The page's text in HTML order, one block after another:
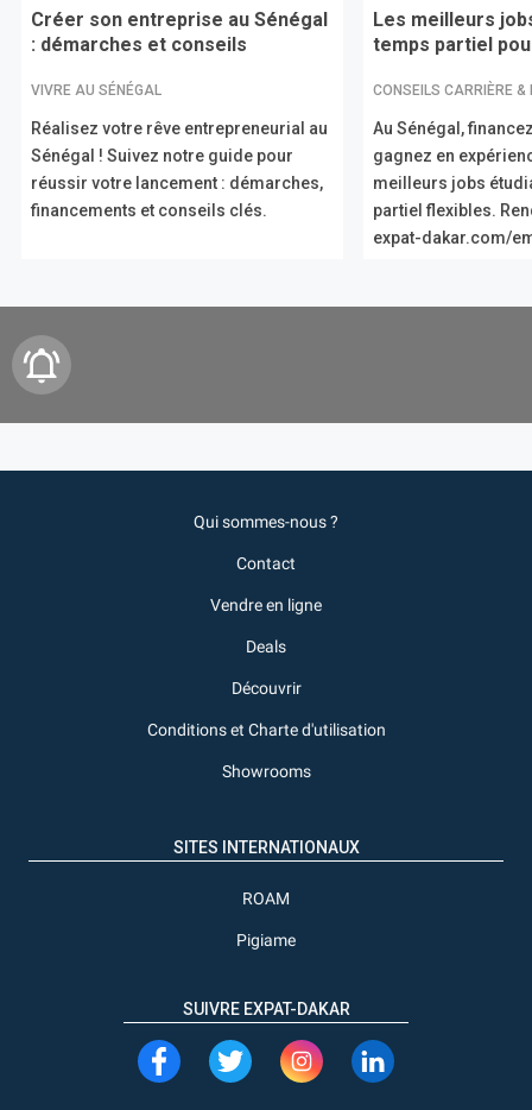
Créer son entreprise au Sénégal
: démarches et conseils
VIVRE AU SÉNÉGAL
Réalisez votre rêve entrepreneurial au
Sénégal ! Suivez notre guide pour
réussir votre lancement : démarches,
financements et conseils clés.
Les meilleurs
temps partiel
CONSEILS CARRIÈRE &
Au Sénégal,
gagnez en
meilleurs jobs
partiel flexibles.
expat-dakar.com/
Qui sommes-nous ?
Contact
Vendre en ligne
Deals
Découvrir
Conditions et Charte d'utilisation
Showrooms
SITES INTERNATIONAUX
ROAM
Pigiame
SUIVRE EXPAT-DAKAR